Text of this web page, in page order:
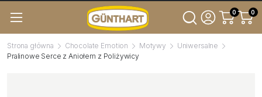
0 0
Strona główna Chocolate Emotion Motywy
Uniwersalne
Pralinowe Serce z Aniołem z Poliżywicy